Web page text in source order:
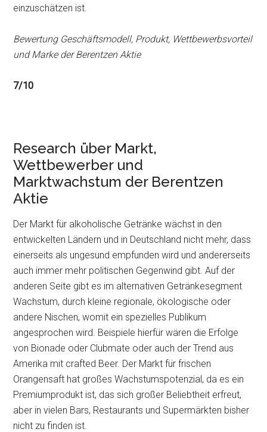
einzuschätzen ist.
Bewertung Geschäftsmodell, Produkt, Wettbewerbsvorteil
und Marke der Berentzen Aktie
7/10
Research über Markt,
Wettbewerber und
Marktwachstum der Berentzen
Aktie
Der Markt für alkoholische Getränke wächst in den
entwickelten Ländern und in Deutschland nicht mehr, dass
einerseits als ungesund empfunden wird und andererseits
auch immer mehr politischen Gegenwind gibt. Auf der
anderen Seite gibt es im alternativen Getränkesegment
Wachstum, durch kleine regionale, ökologische oder
andere Nischen, womit ein spezielles Publikum
angesprochen wird. Beispiele hierfür wären die Erfolge
von Bionade oder Clubmate oder auch der Trend aus
Amerika mit crafted Beer. Der Markt für frischen
Orangensaft hat großes Wachstumspotenzial, da es ein
Premiumprodukt ist, das sich großer Beliebtheit erfreut,
aber in vielen Bars, Restaurants und Supermärkten bisher
nicht zu finden ist.